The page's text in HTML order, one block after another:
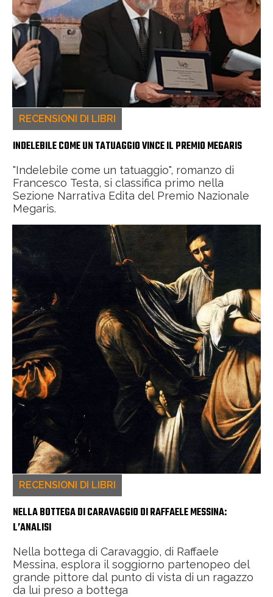
RECENSIONI DI LIBRI
INDELEBILE COME UN TATUAGGIO VINCE IL PREMIO MEGARIS
"Indelebile come un tatuaggio", romanzo di
Francesco Testa, si classifica primo nella
Sezione Narrativa Edita del Premio Nazionale
Megaris.
RECENSIONI DI LIBRI
NELLA BOTTEGA DI CARAVAGGIO DI RAFFAELE MESSINA:
L’ANALISI
Nella bottega di Caravaggio, di Raffaele
Messina, esplora il soggiorno partenopeo del
grande pittore dal punto di vista di un ragazzo
da lui preso a bottega